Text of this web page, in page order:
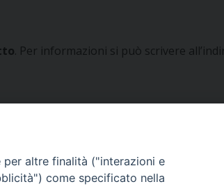
. Per informazioni si può scrivere
altre finalità ("interazioni e
come specificato nella